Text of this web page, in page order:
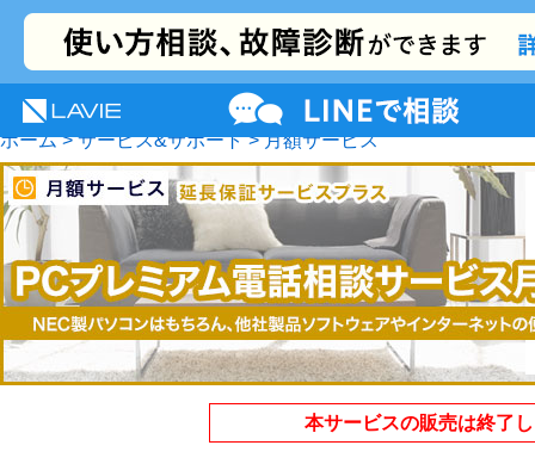
NEC LAVIE公式サイト
サポート プレミアムサービス 活用情報
ホーム>サービス&サポート> 月額サービス
本サービスの販売は終了